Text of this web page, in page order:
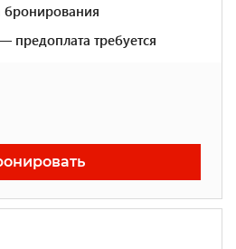
требуется